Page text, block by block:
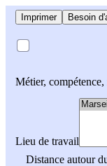
Imprimer Besoin
Métier,
Lieu de travail
Distance autour